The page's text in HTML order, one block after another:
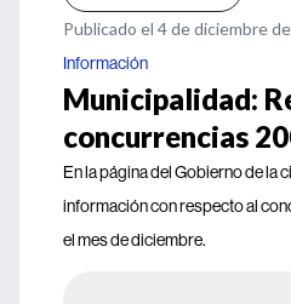
Publicado el 4 de diciembre
Información
Municipalidad:
concurrencias
En la página del Gobierno de la
información con respecto al
el mes de diciembre.